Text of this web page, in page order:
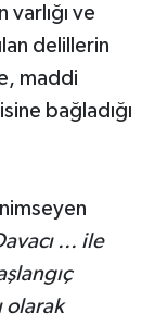
ve
delillerin
maddi
bağladığı
... ile
olarak